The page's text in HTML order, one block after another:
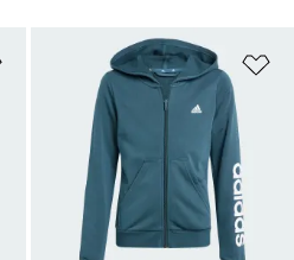
Přidat do seznamu přání